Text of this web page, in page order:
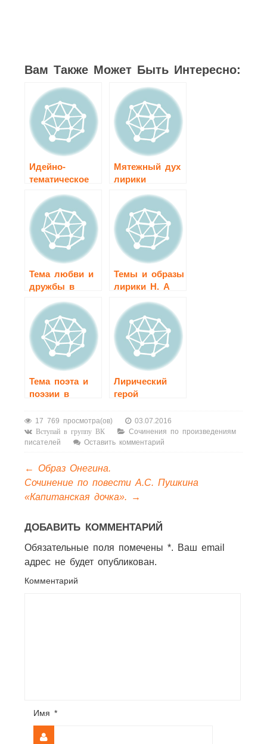
Вам Также Может Быть Интересно:
Идейно-
тематическое
лирики
А.С.Пушкина.
Мятежный дух
лирики
Тема любви и
дружбы в
Пушкина.
Темы и образы
лирики Н. А
Тема поэта и
поэзии в
Некрасова
Лирический
герой
А. С. Пушкина.
17 769 просмотра(ов) 03.07.2016
Вступай в группу ВК
Сочинения по произведениям
писателей
Оставить комментарий
←
Образ Онегина.
Сочинение по повести А.С. Пушкина
«Капитанская дочка».
→
ДОБАВИТЬ КОММЕНТАРИЙ
Обязательные поля помечены *. Ваш email
адрес не будет опубликован.
Комментарий
Имя *